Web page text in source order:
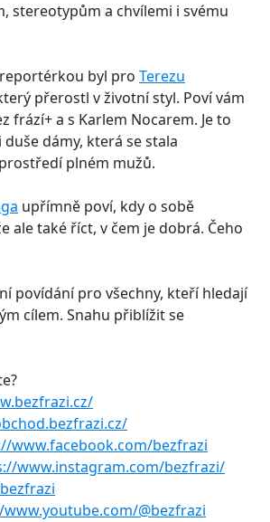
stereotypům a chvílemi i svému
byl pro Terezu
přerostl v životní styl. Poví vám
frází+ a s Karlem Nocarem. Je to
dámy, která se stala
plném mužů.
upřímně poví, kdy o sobě
ale také říct, v čem je dobrá. Čeho
povídání pro všechny, kteří hledají
cílem. Snahu přiblížit se
www.facebook.com/bezfrazi
www.instagram.com/bezfrazi/
@bezfrazi